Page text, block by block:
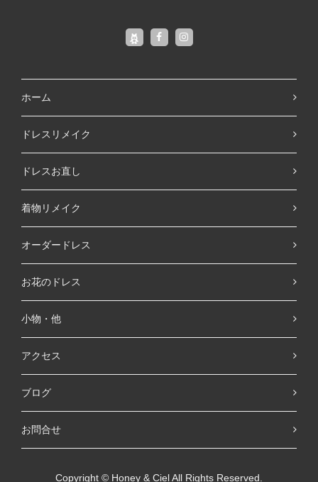
ホーム
ドレスリメイク
ドレスお直し
着物リメイク
オーダードレス
お花のドレス
小物・他
アクセス
ブログ
お問合せ
Copyright © Honey & Ciel All Rights Reserved.